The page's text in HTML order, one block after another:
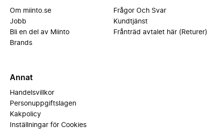
Om miinto.se
Jobb
Bli en del av Miinto
Brands
Frågor Och Svar
Kundtjänst
Frånträd avtalet här (Returer)
Annat
Handelsvillkor
Personuppgiftslagen
Kakpolicy
Inställningar för Cookies